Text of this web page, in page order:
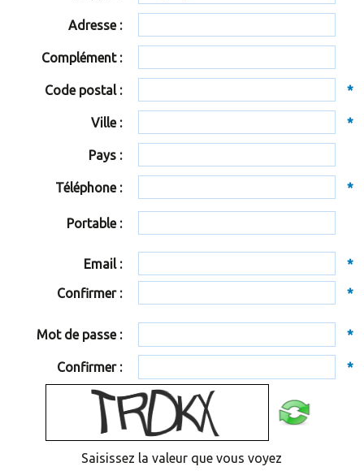
Adresse :
Complément :
Code postal : *
Ville : *
Pays :
Téléphone : *
Portable :
Email :
*
Confirmer :
*
Mot de passe : *
Confirmer : *
Saisissez la valeur que vous voyez